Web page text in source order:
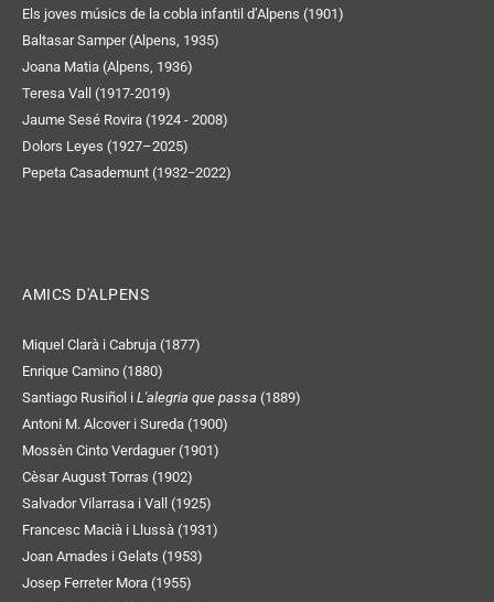
Els joves músics de la cobla infantil d’Alpens (1901)
Baltasar Samper (Alpens, 1935)
Joana Matia (Alpens, 1936)
Teresa Vall (1917-2019)
Jaume Sesé Rovira (1924 - 2008)
Dolors Leyes (1927–2025)
Pepeta Casademunt (1932−2022)
AMICS D'ALPENS
Miquel Clarà i Cabruja (1877)
Enrique Camino (1880)
Santiago Rusiñol i L'alegria que passa (1889)
Antoni M. Alcover i Sureda (1900)
Mossèn Cinto Verdaguer (1901)
Cèsar August Torras (1902)
Salvador Vilarrasa i Vall (1925)
Francesc Macià i Llussà (1931)
Joan Amades i Gelats (1953)
Josep Ferreter Mora (1955)